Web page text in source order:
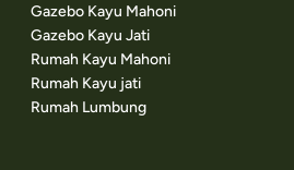
Gazebo Kayu Mahoni
Gazebo Kayu Jati
Rumah Kayu Mahoni
Rumah Kayu jati
Rumah Lumbung